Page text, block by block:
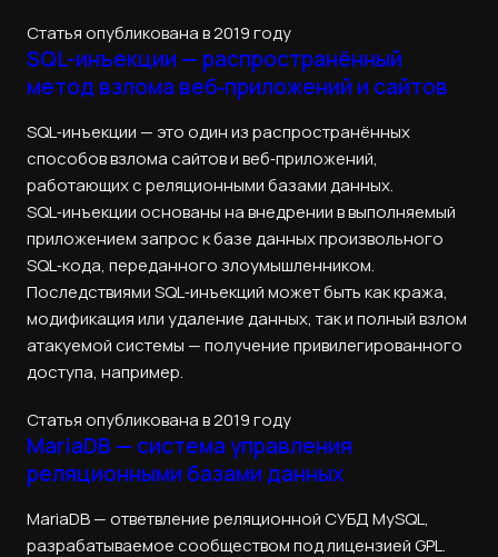
Статья опубликована в 2019 году
SQL-инъекции — распространённый
метод взлома веб‑приложений и сайтов
SQL‑инъекции — это один из распространённых
способов взлома сайтов и веб‑приложений,
работающих с реляционными базами данных.
SQL‑инъекции основаны на внедрении в выполняемый
приложением запрос к базе данных произвольного
SQL‑кода, переданного злоумышленником.
Последствиями SQL‑инъекций может быть как кража,
модификация или удаление данных, так и полный взлом
атакуемой системы — получение привилегированного
доступа, например.
Статья опубликована в 2019 году
MariaDB — система управления
реляционными базами данных
MariaDB — ответвление реляционной СУБД MySQL,
разрабатываемое сообществом под лицензией GPL.